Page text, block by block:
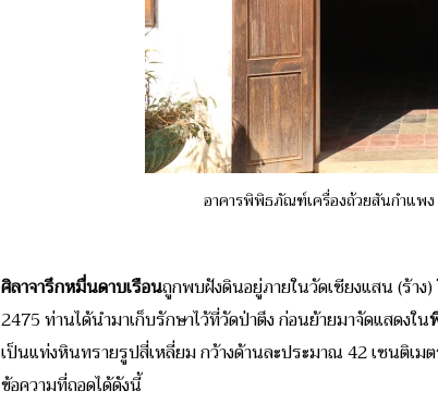
อาคารพิพิธภัณฑ์เครื่องถ้วยสันกำแพ
ศิลาจารึกหมื่นดาบเรือนถูกพบฝังดินอยู่ภายในวัดเชียงแสน (ร้า
2475 ท่านได้นำมาเก็บรักษาไว้ที่วัดป่าตึง ก่อนย้ายมาจัดแสดงใน
เป็นแท่งหินทรายรูปสี่เหลี่ยม กว้างด้านละประมาณ 42 เซนติเ
ข้อความที่ถอดได้ดังนี้